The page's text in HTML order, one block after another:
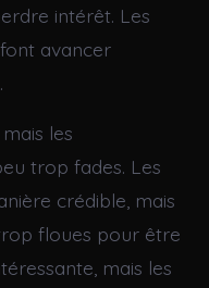
intérêt. Les
avancer
les
trop fades. Les
crédible, mais
floues pour être
mais les